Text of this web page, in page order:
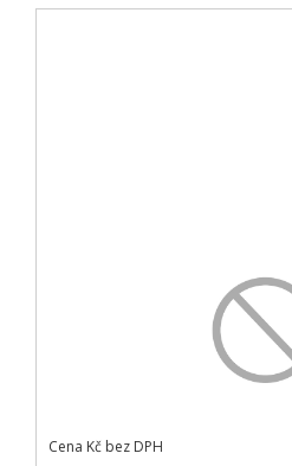
Cena Kč bez DPH